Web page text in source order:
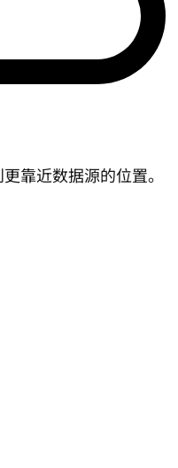
靠近数据源的位置。